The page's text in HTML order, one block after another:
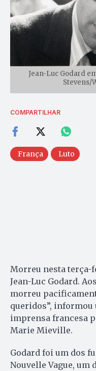
Jean-Luc Godard
Stevens/
COMPARTILHAR
França Luto
Morreu nesta terça-
Jean-Luc Godard.
morreu
queridos”, informou
imprensa francesa
Marie Mieville.
Godard foi um dos
Nouvelle Vague, um